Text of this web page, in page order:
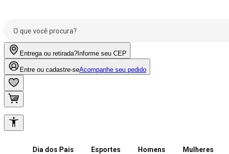
Entrega ou retirada? Informe seu CEP
Entre ou cadastre-seAcompanhe seu pedido
Dia dos Pais Esportes Homens Mulheres